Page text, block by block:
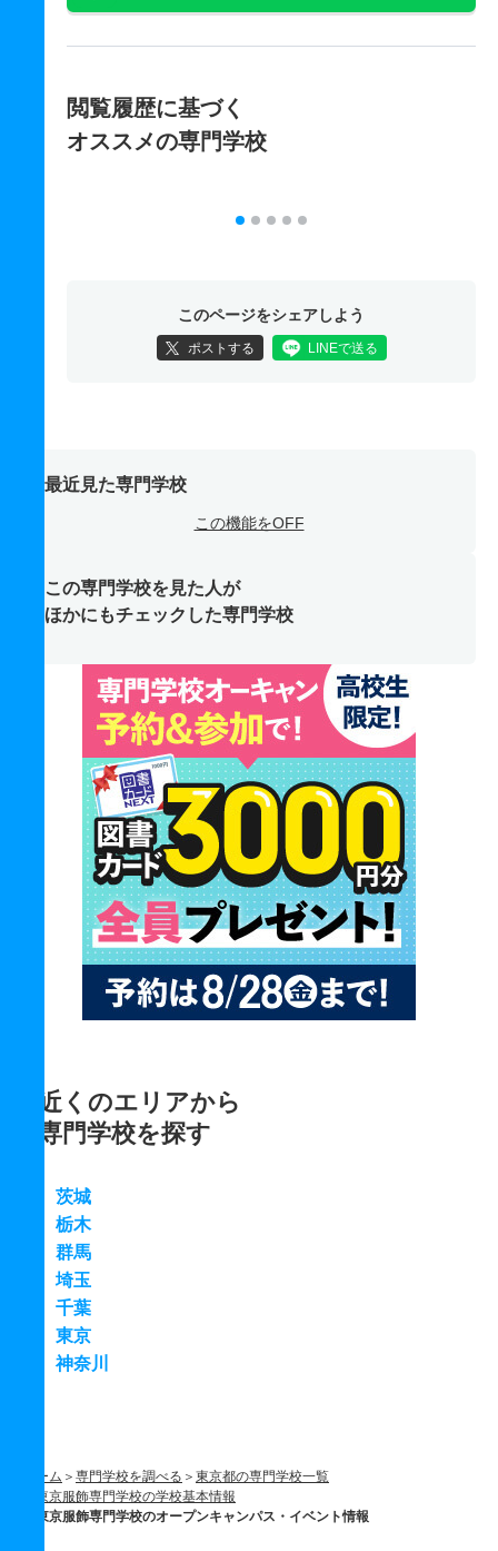
閲覧履歴に基づく
オススメの専門学校
このページをシェアしよう
ポストする LINEで送る
最近見た専門学校
この機能をOFF
この専門学校を見た人が
ほかにもチェックした専門学校
近くのエリアから
専門学校を探す
茨城
栃木
群馬
埼玉
千葉
東京
神奈川
ホーム 専門学校を調べる
東京都の専門学校一覧
東京服飾専門学校の学校基本情報
東京服飾専門学校のオープンキャンパス・イベント情報